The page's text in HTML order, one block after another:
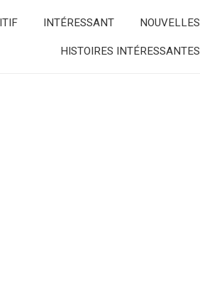
INTÉRESSANT NOUVELLES
HISTOIRES INTÉRESSANTES